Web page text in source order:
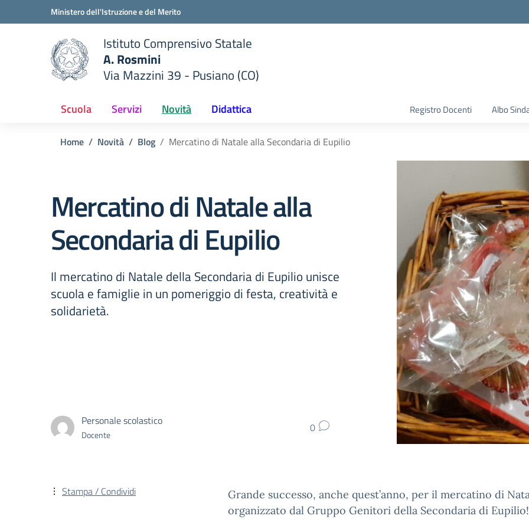
Vai ai contenuti
Vai al menu di navigazioneMinistero dell'Istruzione e del Merito
scuola
Istituto Comprensivo Statale
A. Rosmini
Via Mazzini 39 - Pusiano (CO)
Scuola Servizi Novità Didattica Registro Docenti Albo
Home Novità Blog Mercatino di Natale alla Secondaria di Eupilio
Mercatino di Natale alla
Secondaria di Eupilio
Il mercatino di Natale della Secondaria di Eupilio unisce
scuola e famiglie in un pomeriggio di festa, creatività e
solidarietà.
Personale scolastico
Docente 0
Grande successo, anche quest’anno, per il mercatino di
organizzato dal Gruppo Genitori della Secondaria di Eupilio!
Stampa / Condividi